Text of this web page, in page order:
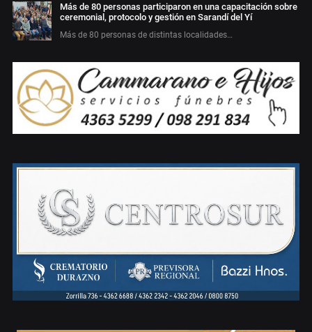
Más de 80 personas participaron en una capacitación sobre
ceremonial, protocolo y gestión en Sarandí del Yí
Más de 80 personas de distintas localidades…